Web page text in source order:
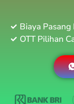
Biaya
OTT Pilihan